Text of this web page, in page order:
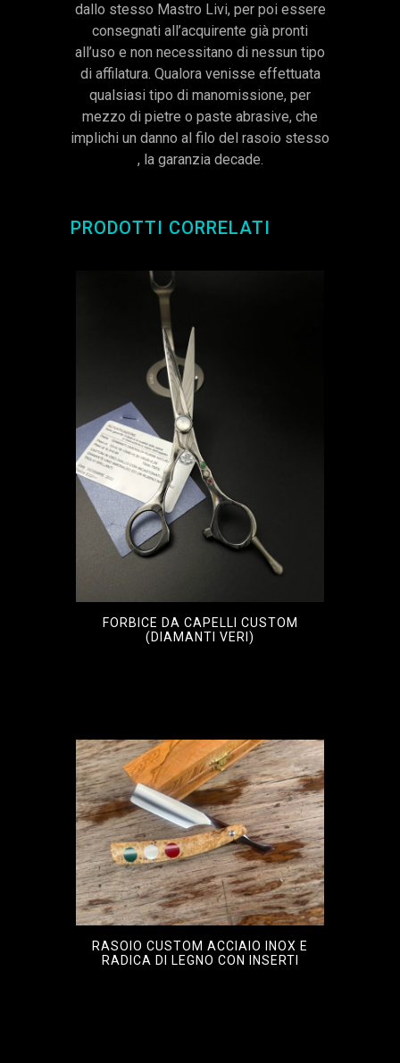
dallo stesso Mastro Livi, per poi essere
consegnati all’acquirente già pronti
all’uso e non necessitano di nessun tipo
di affilatura. Qualora venisse effettuata
qualsiasi tipo di manomissione, per
mezzo di pietre o paste abrasive, che
implichi un danno al filo del rasoio stesso
, la garanzia decade.
PRODOTTI CORRELATI
FORBICE DA CAPELLI CUSTOM
(DIAMANTI VERI)
RASOIO CUSTOM ACCIAIO INOX E
RADICA DI LEGNO CON INSERTI